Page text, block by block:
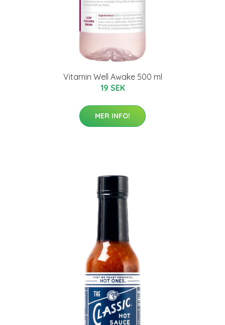
Vitamin Well Awake 500 ml
19 SEK
MER INFO!